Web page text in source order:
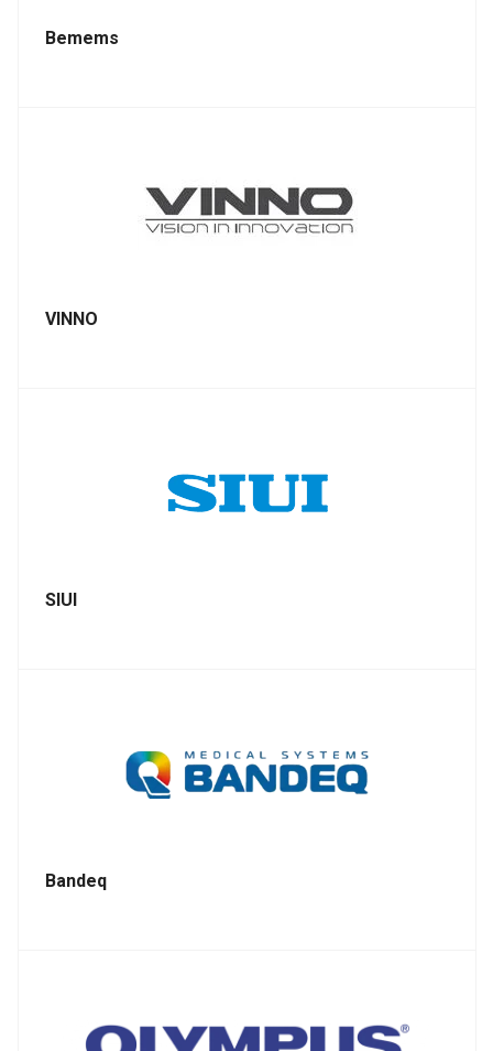
Bemems
VINNO
SIUI
Bandeq